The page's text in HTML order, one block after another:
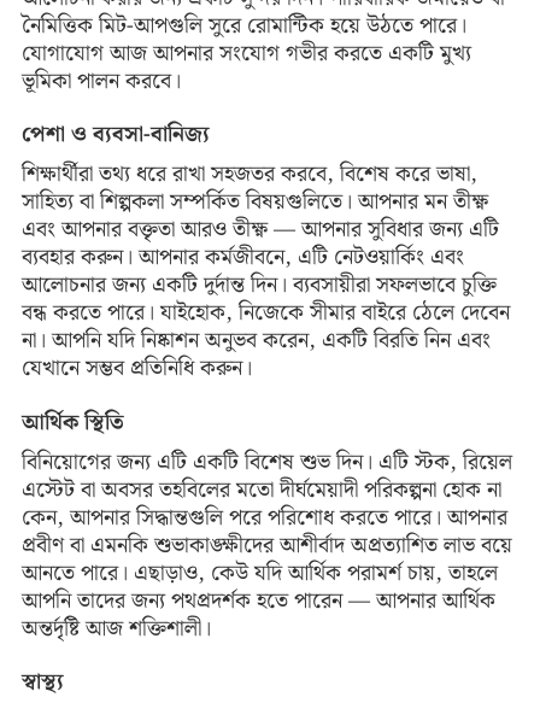
নৈমিত্তিক মিট-আপগুলি সুরে রোমান্টিক হয়ে উঠতে পারে।
যোগাযোগ আজ আপনার সংযোগ গভীর করতে একটি মুখ্য
ভূমিকা পালন করবে।
পেশা ও ব্যবসা-বানিজ্য
শিক্ষার্থীরা তথ্য ধরে রাখা সহজতর করবে, বিশেষ করে ভাষা,
সাহিত্য বা শিল্পকলা সম্পর্কিত বিষয়গুলিতে। আপনার মন তীক্ষ্ণ
এবং আপনার বক্তৃতা আরও তীক্ষ্ণ — আপনার সুবিধার জন্য এটি
ব্যবহার করুন। আপনার কর্মজীবনে, এটি নেটওয়ার্কিং এবং
আলোচনার জন্য একটি দুর্দান্ত দিন। ব্যবসায়ীরা সফলভাবে চুক্তি
বন্ধ করতে পারে। যাইহোক, নিজেকে সীমার বাইরে ঠেলে দেবেন
না। আপনি যদি নিষ্কাশন অনুভব করেন, একটি বিরতি নিন এবং
যেখানে সম্ভব প্রতিনিধি করুন।
আর্থিক স্থিতি
বিনিয়োগের জন্য এটি একটি বিশেষ শুভ দিন। এটি স্টক, রিয়েল
এস্টেট বা অবসর তহবিলের মতো দীর্ঘমেয়াদী পরিকল্পনা হোক না
কেন, আপনার সিদ্ধান্তগুলি পরে পরিশোধ করতে পারে। আপনার
প্রবীণ বা এমনকি শুভাকাঙ্ক্ষীদের আশীর্বাদ অপ্রত্যাশিত লাভ বয়ে
আনতে পারে। এছাড়াও, কেউ যদি আর্থিক পরামর্শ চায়, তাহলে
আপনি তাদের জন্য পথপ্রদর্শক হতে পারেন — আপনার আর্থিক
অন্তর্দৃষ্টি আজ শক্তিশালী।
স্বাস্থ্য